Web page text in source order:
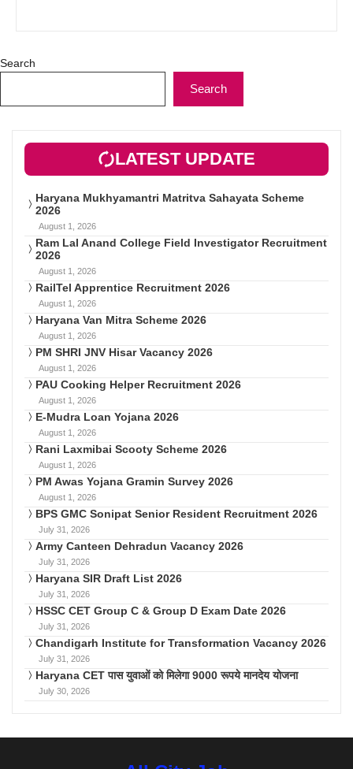
Search
Search
LATEST UPDATE
Haryana Mukhyamantri Matritva Sahayata Scheme
2026
August 1, 2026
Ram Lal Anand College Field Investigator Recruitment
2026
August 1, 2026
RailTel Apprentice Recruitment 2026
August 1, 2026
Haryana Van Mitra Scheme 2026
August 1, 2026
PM SHRI JNV Hisar Vacancy 2026
August 1, 2026
PAU Cooking Helper Recruitment 2026
August 1, 2026
E-Mudra Loan Yojana 2026
August 1, 2026
Rani Laxmibai Scooty Scheme 2026
August 1, 2026
PM Awas Yojana Gramin Survey 2026
August 1, 2026
BPS GMC Sonipat Senior Resident Recruitment 2026
July 31, 2026
Army Canteen Dehradun Vacancy 2026
July 31, 2026
Haryana SIR Draft List 2026
July 31, 2026
HSSC CET Group C & Group D Exam Date 2026
July 31, 2026
Chandigarh Institute for Transformation Vacancy 2026
July 31, 2026
Haryana CET पास युवाओं को मिलेगा 9000 रूपये मानदेय योजना
July 30, 2026